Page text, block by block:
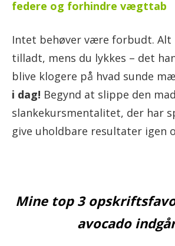
federe og forhindre vægttab
Intet behøver være forbudt. Alt
tilladt, mens du lykkes – det
blive klogere på hvad sunde
i dag! Begynd at slippe den
slankekursmentalitet, der har
give uholdbare resultater igen
Mine top 3
avocado